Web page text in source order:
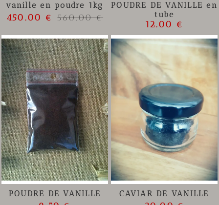
vanille en poudre 1kg
450.00 € 560.00 €
POUDRE DE VANILLE en
tube
12.00 €
POUDRE DE VANILLE CAVIAR DE VANILLE